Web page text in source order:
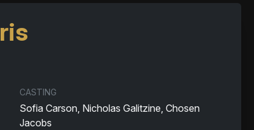
CASTING
Sofia Carson, Nicholas Galitzine, Chosen
Jacobs